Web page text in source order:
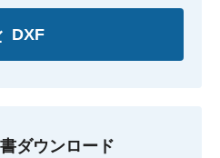
DXF
ダウンロード